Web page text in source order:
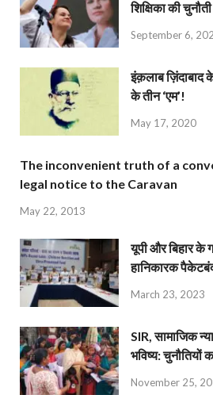
शिक्षिका की चुनौती
September 6,
इंक़लाब ज़िंदाबाद
के तीन ‘एम’!
May 17, 2020
The inconvenient truth of a
legal notice to the Caravan
May 22, 2013
यूपी और बिहार के
हानिकारक
March 23, 2023
SIR, सामाजिक
भविष्य: चुनौतियों
November 25,